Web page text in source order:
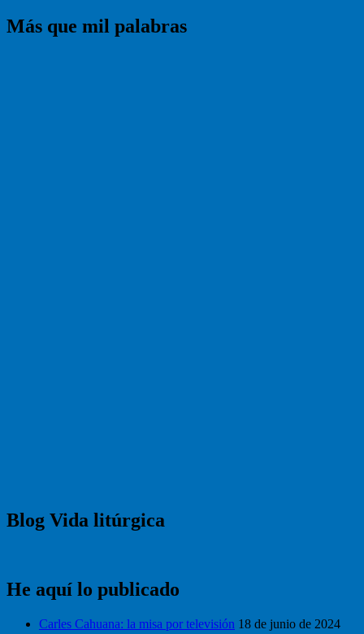
Más que mil palabras
Blog Vida litúrgica
He aquí lo publicado
Carles Cahuana: la misa por televisión 18 de junio de 2024